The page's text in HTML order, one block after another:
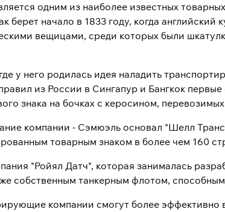
одним из наиболее известных
берет начало в 1833 году, когда
вещицами, среди которых были
у него родилась идея наладить
из России в Сингапур и Бангкок
знака на бочках с керосином,
компании - Сэмюэль основал "Шелл
товарным знаком в более чем 160
"Ройял Датч", которая занималась
собственным танкерным флотом,
компании смогут более эффективно